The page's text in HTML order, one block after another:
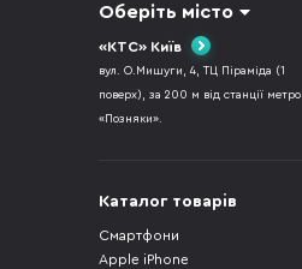
Оберіть місто
«КТС» Київ
вул. О.Мишуги, 4, ТЦ Піраміда (1
поверх), за 200 м від станції метро
«Позняки».
Каталог товарів
Смартфони
Apple iPhone